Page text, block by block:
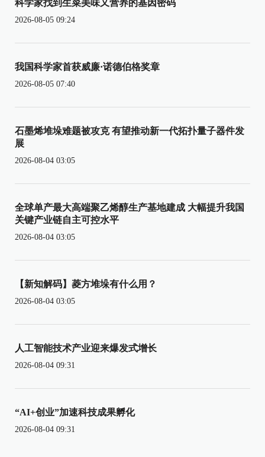
科学家找到生菜美味又营养的基因密码
2026-08-05 09:24
我国科学家首获威廉·诺德伯格奖章
2026-08-05 07:40
石墨烯堆垛难题被攻克 有望推动新一代拓扑量子器件发
展
2026-08-04 03:05
全球单产最大高端聚乙烯醇生产基地建成 大幅提升我国
关键产业链自主可控水平
2026-08-04 03:05
【新知解码】菱方堆垛有什么用？
2026-08-04 03:05
人工智能技术产业迎来爆发式增长
2026-08-04 09:31
“AI+创业”加速科技成果孵化
2026-08-04 09:31